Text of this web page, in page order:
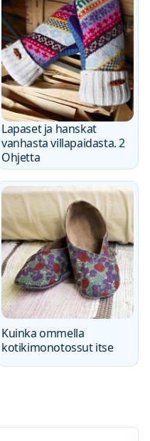
Lapaset ja hanskat
vanhasta villapaidasta. 2
Ohjetta
Kuinka ommella
kotikimonotossut itse